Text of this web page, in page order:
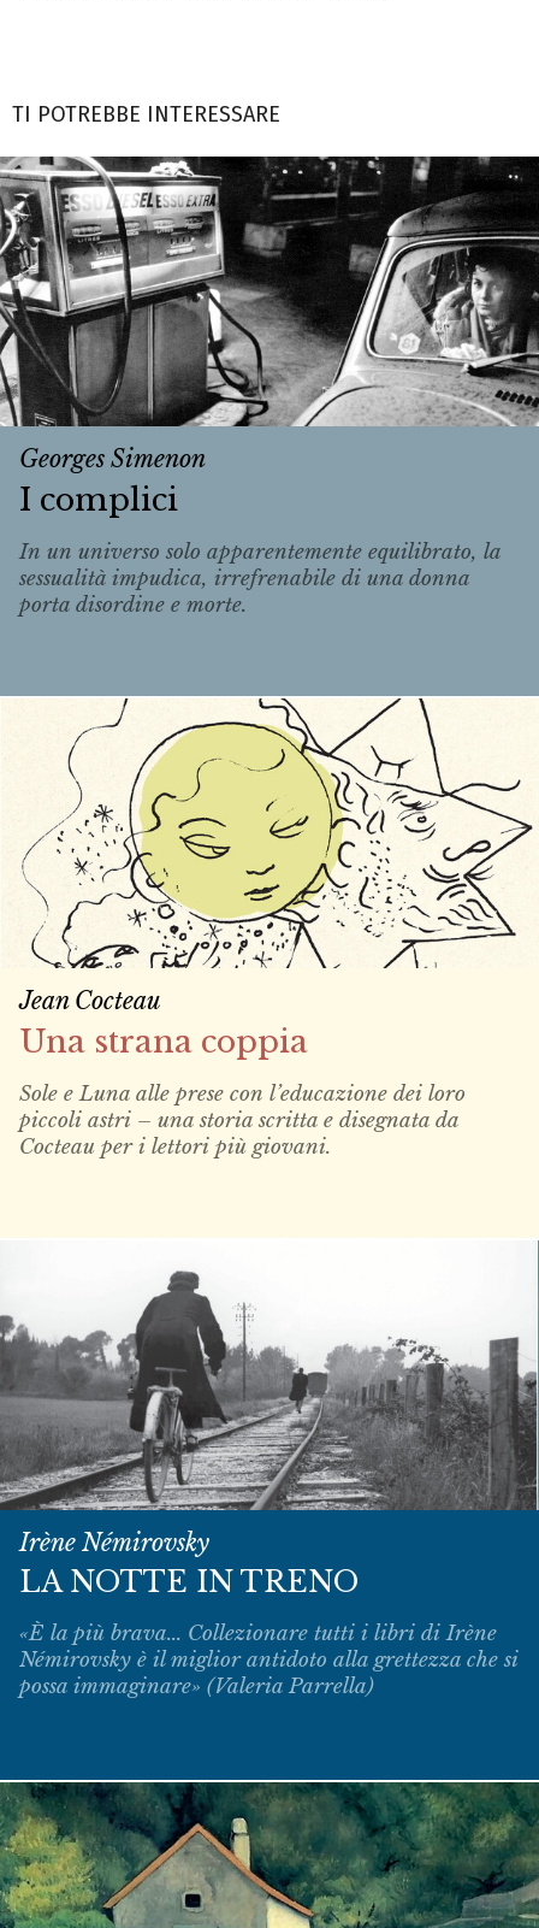
TI POTREBBE INTERESSARE
Georges Simenon
I complici
In un universo solo apparentemente equilibrato, la
sessualità impudica, irrefrenabile di una donna
porta disordine e morte.
Jean Cocteau
Una strana coppia
Sole e Luna alle prese con l’educazione dei loro
piccoli astri – una storia scritta e disegnata da
Cocteau per i lettori più giovani.
Irène Némirovsky
LA NOTTE IN TRENO
«È la più brava... Collezionare tutti i libri di Irène
Némirovsky è il miglior antidoto alla grettezza che si
possa immaginare» (Valeria Parrella)